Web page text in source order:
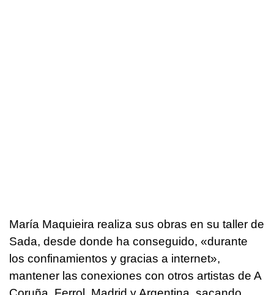
María Maquieira realiza sus obras en su taller de
Sada, desde donde ha conseguido, «durante
los confinamientos y gracias a internet»,
mantener las conexiones con otros artistas de A